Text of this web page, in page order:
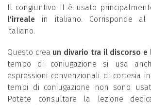
Il congiuntivo II è usato
l'irreale in italiano. Corrisponde al
italiano.
Questo crea un divario tra il discorso e
tempo di coniugazione si usa
espressioni convenzionali di cortesia
tempi di coniugazione non sono
Potete consultare la lezione